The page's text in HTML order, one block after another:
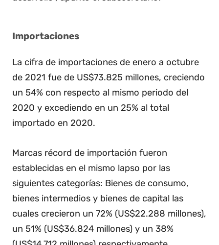
Importaciones
La cifra de importaciones de enero a octubre
de 2021 fue de US$73.825 millones, creciendo
un 54% con respecto al mismo periodo del
2020 y excediendo en un 25% al total
importado en 2020.
Marcas récord de importación fueron
establecidas en el mismo lapso por las
siguientes categorías: Bienes de consumo,
bienes intermedios y bienes de capital las
cuales crecieron un 72% (US$22.288 millones),
un 51% (US$36.824 millones) y un 38%